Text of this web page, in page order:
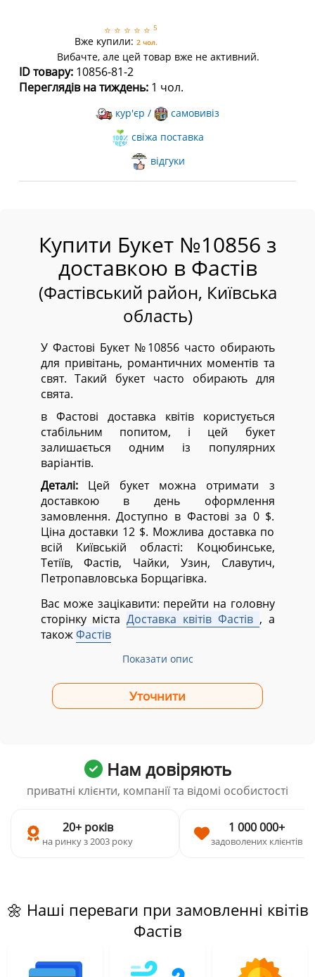
⭐ ⭐ ⭐ ⭐ ⭐ 5
Вже купили: 2 чол.
Вибачте, але цей товар вже не активний.
ID товару: 10856-81-2
Переглядів на тиждень: 1 чол.
кур'єр /
самовивіз
свіжа поставка
відгуки
Купити Букет №10856 з
доставкою в Фастів
(Фастівський район, Київська
область)
У Фастові Букет №10856 часто обирають
для привітань, романтичних моментів та
свят. Такий букет часто обирають для
свята.
в Фастові доставка квітів користується
стабільним попитом, і цей букет
залишається одним із популярних
варіантів.
Деталі:Цей букет можна отримати з
доставкою в день оформлення
замовлення. Доступно в Фастові за 0 $.
Ціна доставки 12 $. Можлива доставка по
всій Київській області: Коцюбинське,
Тетіїв, Фастів, Чайки, Узин, Славутич,
Петропавловська Борщагівка.
Вас може зацікавити: перейти на головну
сторінку містаДоставка квітів Фастів , а
такожФастів
Показати опис
Нам довіряють
приватні клієнти, компанії та відомі особистості
20+ років
на ринку з 2003 року
1 000 000+
задоволених клієнтів
🌼 Наші переваги при замовленні квітів
Фастів